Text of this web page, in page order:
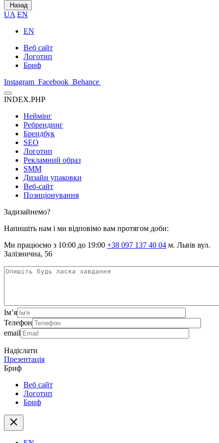
Назад
UA EN
EN
Веб сайт
Логотип
Бриф
Instagram Facebook Behance
INDEX.PHP
Неймінг
Ребрендинг
Брендбук
SEO
Логотип
Рекламний образ
SMM
Дизайн упаковки
Веб-сайт
Позиціонування
Задизайнемо?
Напишіть нам і ми відповімо вам протягом доби:
Ми працюємо з 10:00 до 19:00 +38 097 137 40 04 м. Львів вул.
Залізнична, 56
Ім’я
Телефон
email
Надіслати
Презентація
Бриф
Веб сайт
Логотип
Бриф